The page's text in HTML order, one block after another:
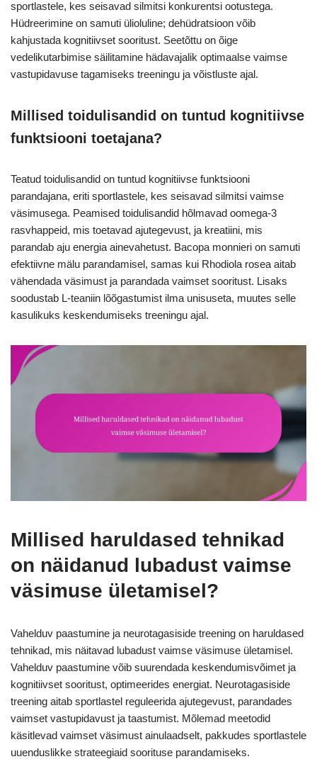
sportlastele, kes seisavad silmitsi konkurentsi ootustega.
Hüdreerimine on samuti ülioluline; dehüdratsioon võib
kahjustada kognitiivset sooritust. Seetõttu on õige
vedelikutarbimise säilitamine hädavajalik optimaalse vaimse
vastupidavuse tagamiseks treeningu ja võistluste ajal.
Millised toidulisandid on tuntud kognitiivse
funktsiooni toetajana?
Teatud toidulisandid on tuntud kognitiivse funktsiooni
parandajana, eriti sportlastele, kes seisavad silmitsi vaimse
väsimusega. Peamised toidulisandid hõlmavad oomega-3
rasvhappeid, mis toetavad ajutegevust, ja kreatiini, mis
parandab aju energia ainevahetust. Bacopa monnieri on samuti
efektiivne mälu parandamisel, samas kui Rhodiola rosea aitab
vähendada väsimust ja parandada vaimset sooritust. Lisaks
soodustab L-teaniin lõõgastumist ilma unisuseta, muutes selle
kasulikuks keskendumiseks treeningu ajal.
Millised haruldased tehnikad
on näidanud lubadust vaimse
väsimuse ületamisel?
Vahelduv paastumine ja neurotagasiside treening on haruldased
tehnikad, mis näitavad lubadust vaimse väsimuse ületamisel.
Vahelduv paastumine võib suurendada keskendumisvõimet ja
kognitiivset sooritust, optimeerides energiat. Neurotagasiside
treening aitab sportlastel reguleerida ajutegevust, parandades
vaimset vastupidavust ja taastumist. Mõlemad meetodid
käsitlevad vaimset väsimust ainulaadselt, pakkudes sportlastele
uuenduslikke strateegiaid soorituse parandamiseks.